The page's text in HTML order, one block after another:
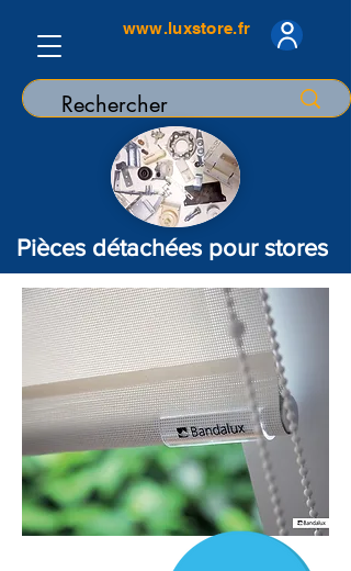
www.luxstore.fr
Pièces détachées pour stores